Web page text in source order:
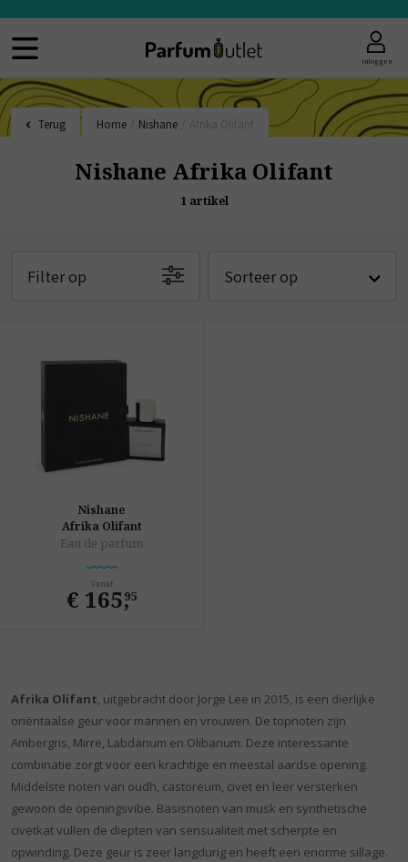
Inloggen
Terug Home Nishane
Nishane Afrika Olifant
1 artikel
Filter op Sorteer op
Nishane
Afrika Olifant
Eau de parfum
Vanaf
€ 165,
95
Afrika Olifant, uitgebracht door Jorge Lee in 2015, is een dierlijke
oriëntaalse geur voor mannen en vrouwen. De topnoten zijn
Ambergris, Mirre, Labdanum en Olibanum. Deze interessante
combinatie zorgt voor een krachtige en meestal aardse opening.
Middelste noten van oudh, castoreum, civet en leer versterken
gewoon de openingsvibe. Basisnoten van musk en synthetische
civetkat vullen de diepten van sensualiteit met scherpte en
opwinding. Deze geur is zeer langdurig en heeft een enorme sillage.